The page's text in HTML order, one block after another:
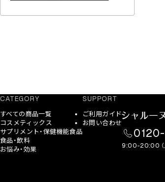
CATEGORY
すべての商品一覧
コスメティックス
サプリメント・保健機能食品
食品・飲料
お悩み・効果
SUPPORT
ご利用ガイド
お問い合わせ
9:00-20:00 （